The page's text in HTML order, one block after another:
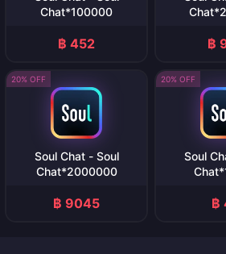
Chat*100000
฿ 452 ฿
20% OFF
Soul Chat - Soul
Chat*2000000
฿ 9045
20% OFF
Soul
฿